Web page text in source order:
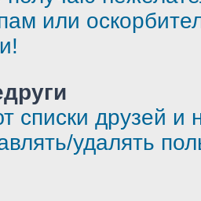
или
списки друзей и
удалять